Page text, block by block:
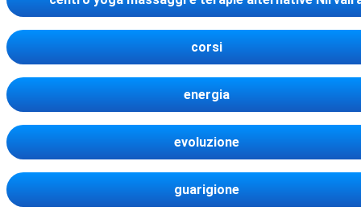
corsi
energia
evoluzione
guarigione